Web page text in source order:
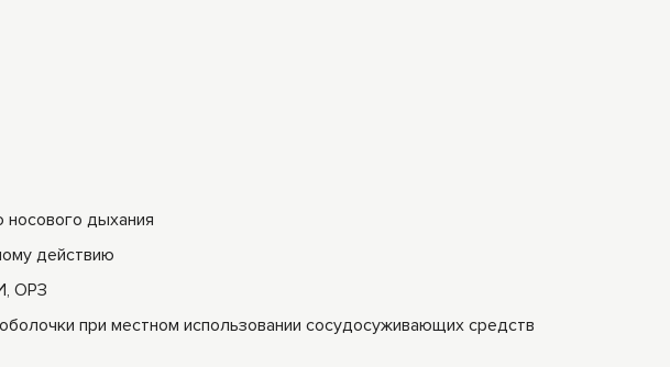
дыхания
действию
ОРЗ
при местном использовании сосудосуживающих средств